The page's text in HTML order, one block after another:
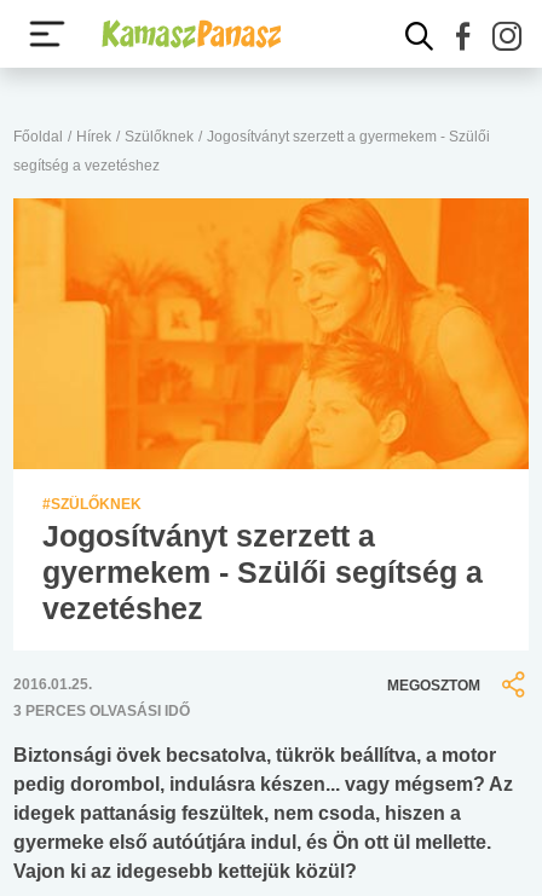
Főoldal / Hírek / Szülőknek / Jogosítványt szerzett a gyermekem - Szülői
segítség a vezetéshez
#SZÜLŐKNEK
Jogosítványt szerzett a
gyermekem - Szülői segítség a
vezetéshez
2016.01.25.
3 PERCES OLVASÁSI IDŐ
MEGOSZTOM
Biztonsági övek becsatolva, tükrök beállítva, a motor
pedig dorombol, indulásra készen... vagy mégsem? Az
idegek pattanásig feszültek, nem csoda, hiszen a
gyermeke első autóútjára indul, és Ön ott ül mellette.
Vajon ki az idegesebb kettejük közül?